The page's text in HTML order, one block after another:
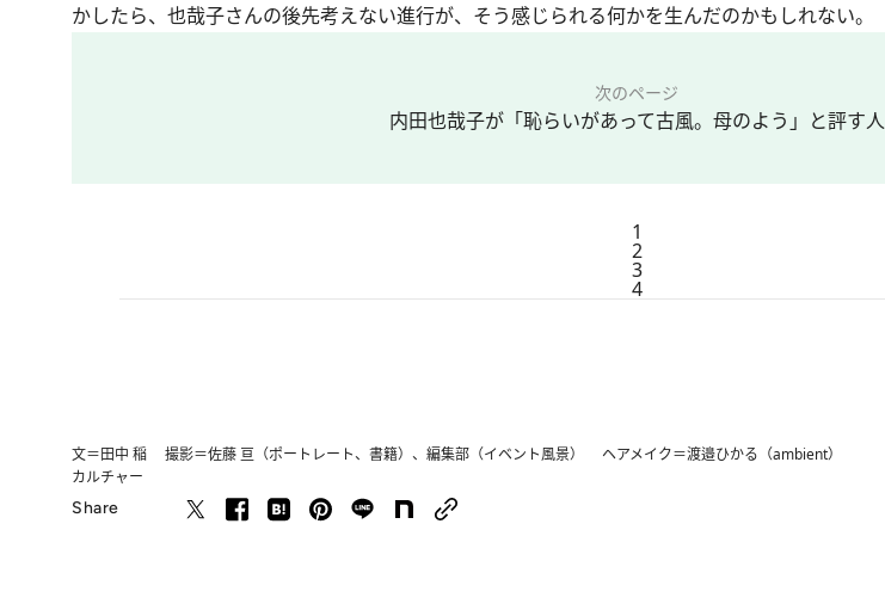
かしたら、也哉子さんの後先考えない進行が、そう感じられる何かを生んだのかもしれない。
次のページ
内田也哉子が「恥らいがあって古風。母のよう」と評す人
1
2
3
4
文＝田中 稲 撮影＝佐藤 亘（ポートレート、書籍）、編集部（イベント風景） ヘアメイク＝渡邉ひかる（ambient）
カルチャー
Share